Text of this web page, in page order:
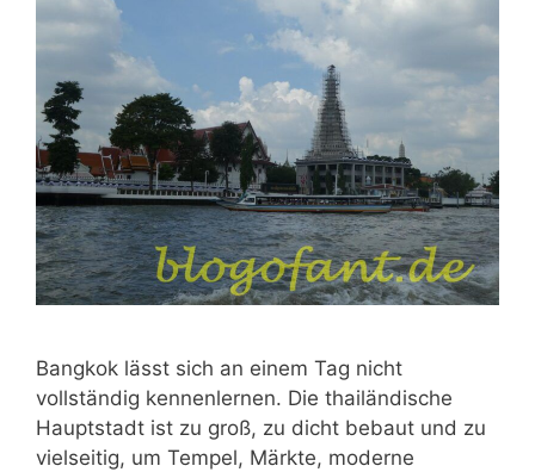
Bangkok lässt sich an einem Tag nicht
vollständig kennenlernen. Die thailändische
Hauptstadt ist zu groß, zu dicht bebaut und zu
vielseitig, um Tempel, Märkte, moderne